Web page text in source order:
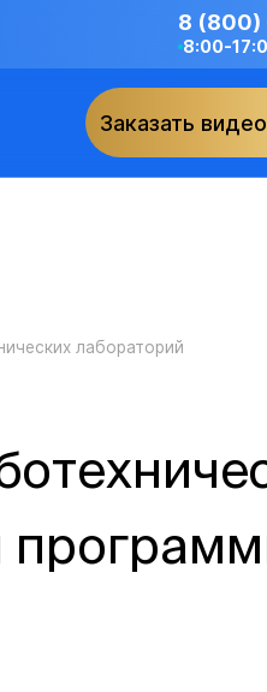
8 (800)
8:00-
Заказать
лабораторий